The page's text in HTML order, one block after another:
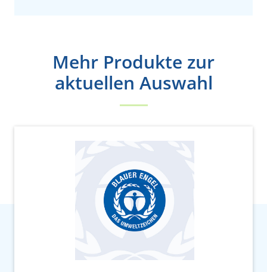
Mehr Produkte zur
aktuellen Auswahl